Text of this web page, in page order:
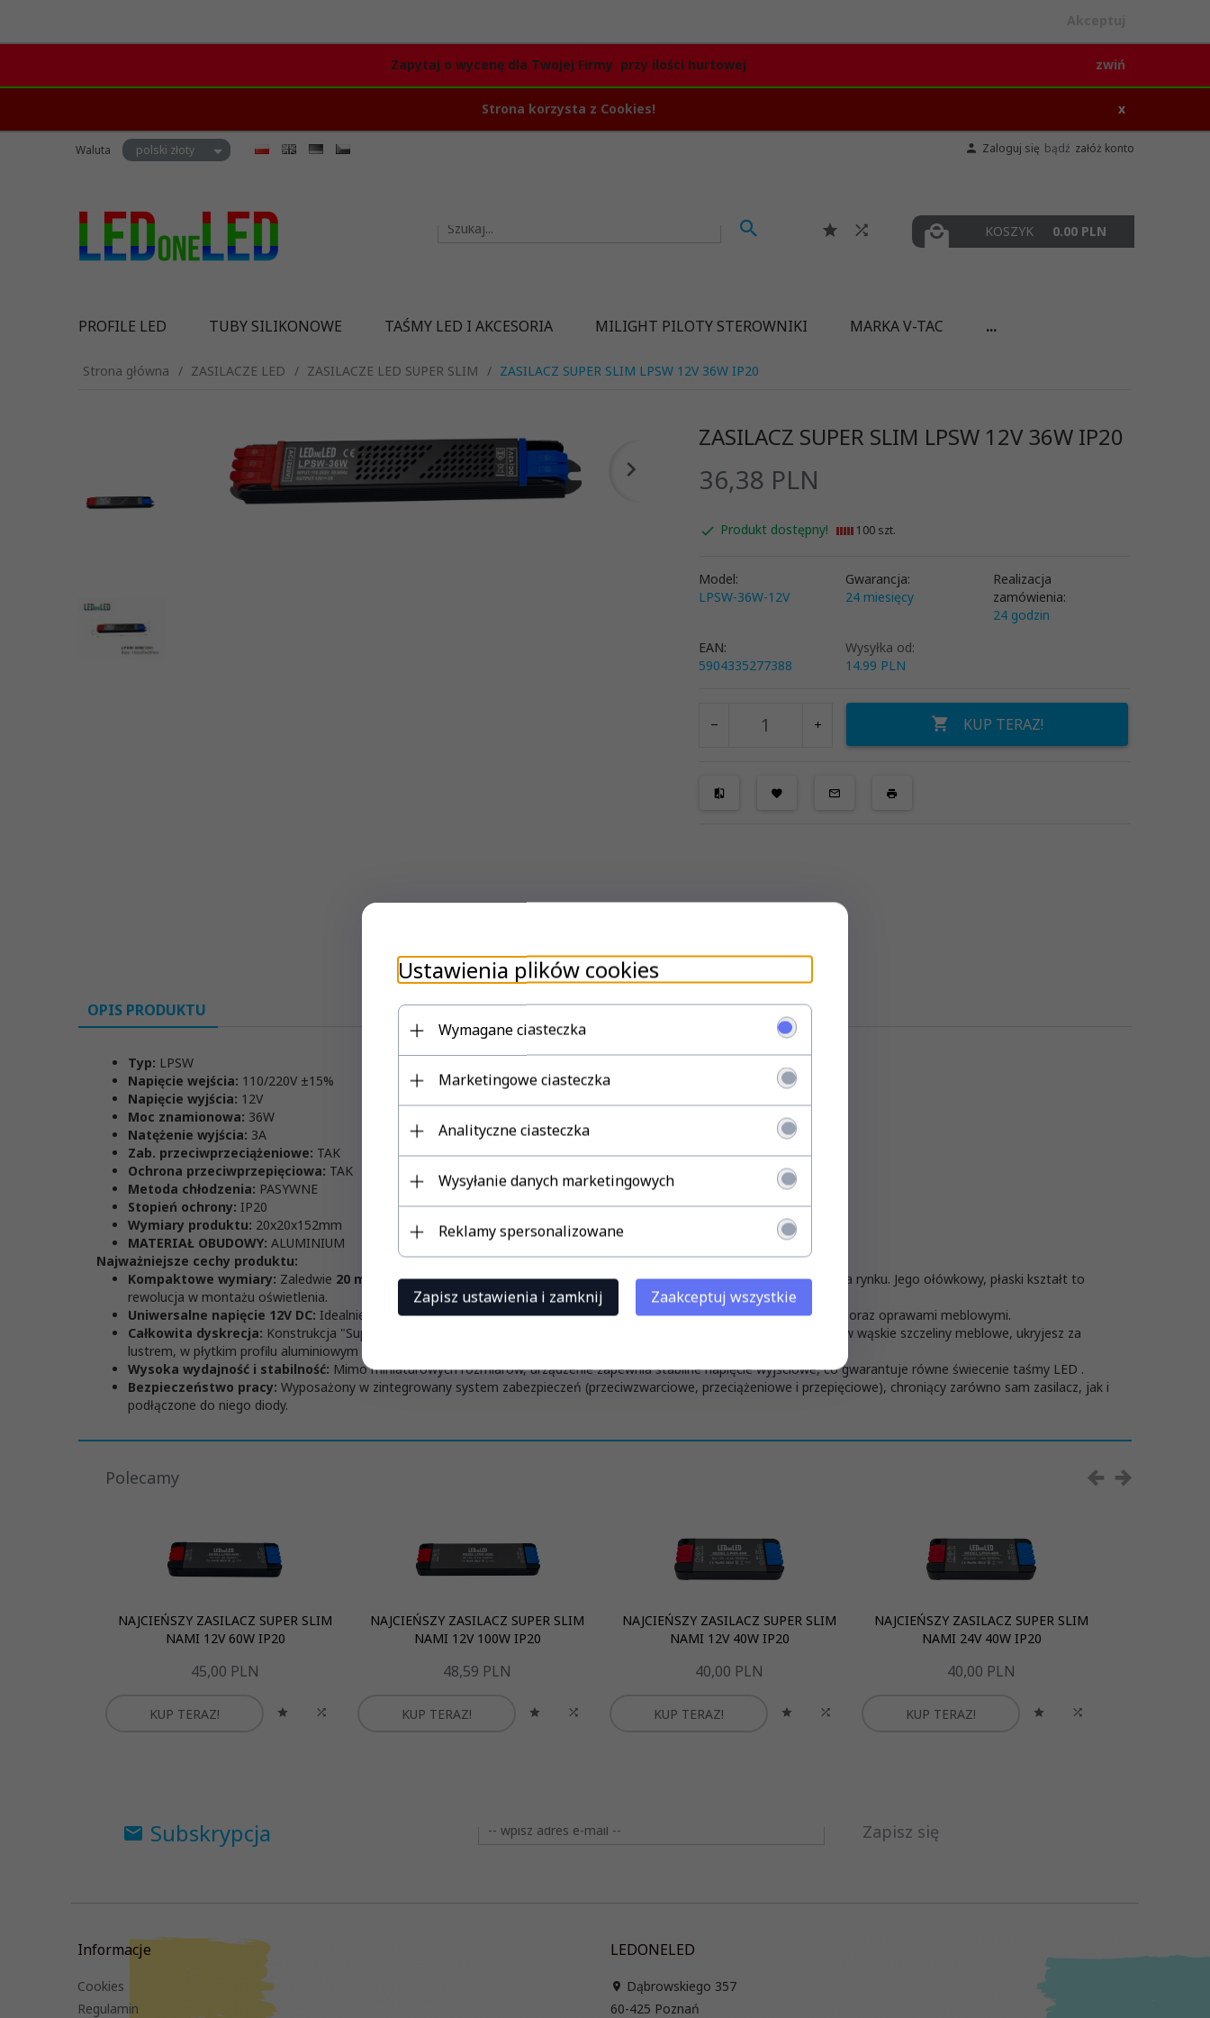
Zapytaj o wycenę dla Twojej Firmy przy ilości hurtowej zwiń
Strona korzysta z Cookies! x
Waluta currency_h
polski złoty Zaloguj się bądź załóż konto
KOSZYK 0.00PLN
PROFILE LED TUBY SILIKONOWE TAŚMY LED I AKCESORIA MILIGHT PILOTY STEROWNIKI MARKA V-TAC ...
Strona główna ZASILACZE LED ZASILACZE LED SUPER SLIM ZASILACZ SUPER SLIM LPSW 12V 36W IP20
ZASILACZ SUPER SLIM LPSW 12V 36W IP20
36,38 PLN
Produkt dostępny! 100 szt.
Model:
LPSW-36W-12V
Gwarancja:
24 miesięcy
Realizacja
zamówienia:
24 godzin
EAN:
5904335277388
Wysyłka od:
14.99 PLN
KUP TERAZ!
OPIS PRODUKTU
Typ: LPSW
Napięcie wejścia: 110/220V ±15%
Napięcie wyjścia: 12V
Moc znamionowa: 36W
Natężenie wyjścia: 3A
Zab. przeciwprzeciążeniowe: TAK
Ochrona przeciwprzepięciowa: TAK
Metoda chłodzenia: PASYWNE
Stopień ochrony: IP20
Wymiary produktu: 20x20x152mm
MATERIAŁ OBUDOWY: ALUMINIUM
Najważniejsze cechy produktu:
Kompaktowe wymiary: Zaledwie 20 mm grubościoraz20 mm szerokości. To najsmuklejszych zasilaczy dostępnych na rynku. Jego ołówkowy, płaski kształt to
rewolucja w montażu oświetlenia.
Uniwersalne napięcie 12V DC: Idealnie współpracuje z najpopularniejszymi na rynku taśmami LED, modułami świetlnymi oraz oprawami meblowymi.
Całkowita dyskrecja: Konstrukcja "Super Slim" pozwala na całkowicie niewidoczny montaż. Zasilacz bez trudu wsuniesz w wąskie szczeliny meblowe, ukryjesz za
lustrem, w płytkim profilu aluminiowym lub w zabudowie z karton-gipsu.
Wysoka wydajność i stabilność: Mimo miniaturowych rozmiarów, urządzenie zapewnia stabilne napięcie wyjściowe, co gwarantuje równe świecenie taśmy LED .
Bezpieczeństwo pracy: Wyposażony w zintegrowany system zabezpieczeń (przeciwzwarciowe, przeciążeniowe i przepięciowe), chroniący zarówno sam zasilacz, jak i
podłączone do niego diody.
Polecamy
NAJCIEŃSZY ZASILACZ SUPER SLIM
NAMI 12V 60W IP20
45,00 PLN
KUP TERAZ!
NAJCIEŃSZY ZASILACZ SUPER SLIM
NAMI 12V 100W IP20
48,59 PLN
KUP TERAZ!
NAJCIEŃSZY ZASILACZ SUPER SLIM
NAMI 12V 40W IP20
40,00 PLN
KUP TERAZ!
NAJCIEŃSZY ZASILACZ SUPER SLIM
NAMI 24V 40W IP20
40,00 PLN
KUP TERAZ!
Subskrypcja Zapisz się
Informacje
Cookies
Regulamin
LEDONELED
Dąbrowskiego 357
60-425 Poznań
Ustawienia plików cookies
Wymagane ciasteczka
Marketingowe ciasteczka
Analityczne ciasteczka
Wysyłanie danych marketingowych
Reklamy spersonalizowane
Zapisz ustawienia i zamknij Zaakceptuj wszystkie